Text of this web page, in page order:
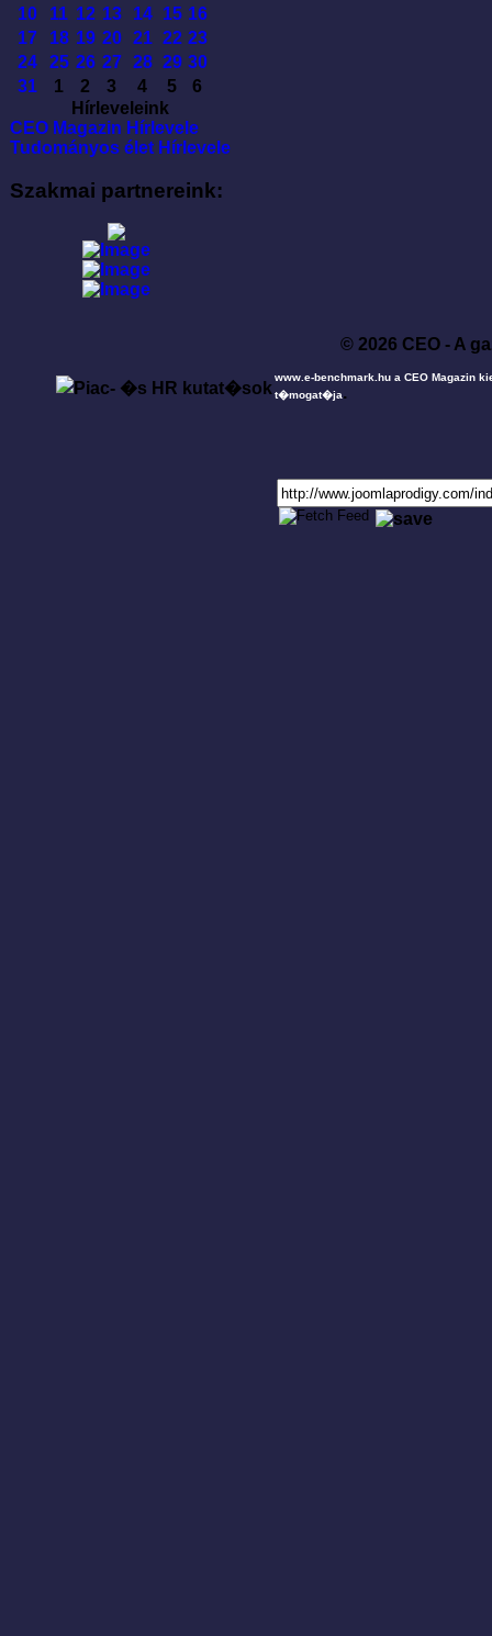
10
11 12 13 14 15 16
17
18 19 20 21 22 23
24
25 26 27 28 29 30
31
1 2 3 4 5
6
Hírleveleink
CEO Magazin Hírlevele
Tudományos élet Hírlevele
Szakmai partnereink:
© 2026 CEO - A
www.e-benchmark.hu a CEO Magazin
t�mogat�ja.